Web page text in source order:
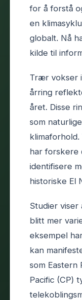
for å forstå
en
globalt. Nå
kilde til
Trær vokser
årring
året. Disse
som
har forskere
identifisere
historiske El
Studier viser
blitt mer
eksempel
kan
som Eastern
Pacific (CP)